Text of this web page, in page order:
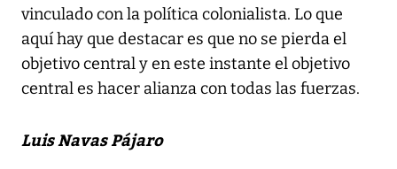
vinculado con la política colonialista. Lo que
aquí hay que destacar es que no se pierda el
objetivo central y en este instante el objetivo
central es hacer alianza con todas las fuerzas.
Luis Navas Pájaro